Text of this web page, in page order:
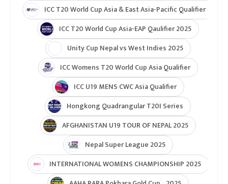
ICC T20 World Cup Asia & East Asia-Pacific Qualifier
ICC T20 World Cup Asia-EAP Qaulifier 2025
Unity Cup Nepal vs West Indies 2025
ICC Womens T20 World Cup Asia Qualifier
ICC U19 MENS CWC Asia Qualifier
Hongkong Quadrangular T20I Series
AFGHANISTAN U19 TOUR OF NEPAL 2025
Nepal Super League 2025
INTERNATIONAL WOMENS CHAMPIONSHIP 2025